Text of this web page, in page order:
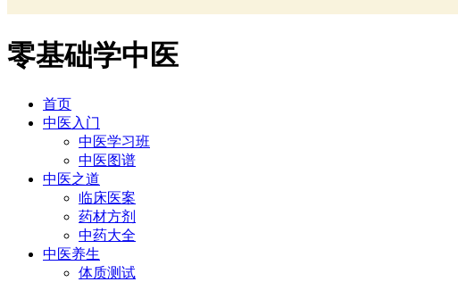
零基础学中医
首页
中医入门
中医学习班
中医图谱
中医之道
临床医案
药材方剂
中药大全
中医养生
体质测试